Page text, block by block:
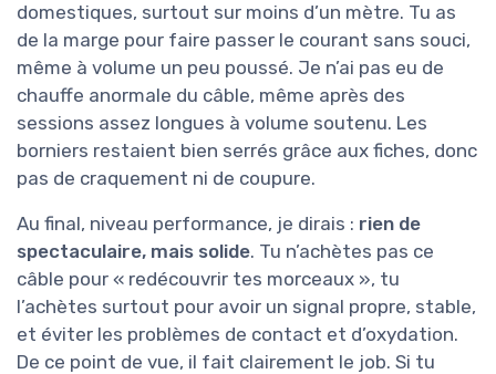
domestiques, surtout sur moins d’un mètre. Tu as
de la marge pour faire passer le courant sans souci,
même à volume un peu poussé. Je n’ai pas eu de
chauffe anormale du câble, même après des
sessions assez longues à volume soutenu. Les
borniers restaient bien serrés grâce aux fiches, donc
pas de craquement ni de coupure.
Au final, niveau performance, je dirais : rien de
spectaculaire, mais solide. Tu n’achètes pas ce
câble pour « redécouvrir tes morceaux », tu
l’achètes surtout pour avoir un signal propre, stable,
et éviter les problèmes de contact et d’oxydation.
De ce point de vue, il fait clairement le job. Si tu